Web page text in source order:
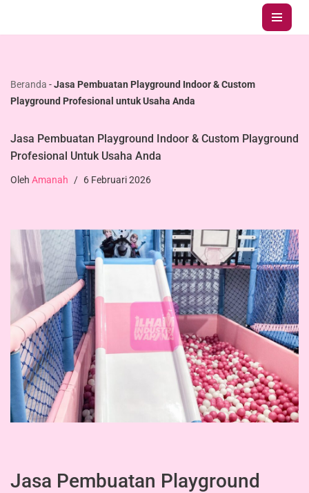
Lompat
Beranda -Jasa Pembuatan Playground Indoor & Custom
Playground Profesional untuk Usaha Anda
Jasa Pembuatan Playground Indoor & Custom Playground
Profesional Untuk Usaha Anda
Oleh Amanah 6 Februari 2026
Jasa Pembuatan Playground